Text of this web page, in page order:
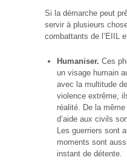
Si la démarche peut
servir à plusieurs
combattants de l’EIIL
Humaniser. Ces
un visage humain
avec la multitude
violence extrême,
réalité. De la
d’aide aux civils
Les guerriers sont
moments sont
instant de détente.